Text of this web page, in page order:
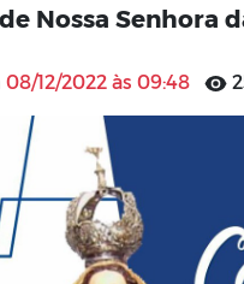
Nossa Senhora
08/12/2022 às 09:48